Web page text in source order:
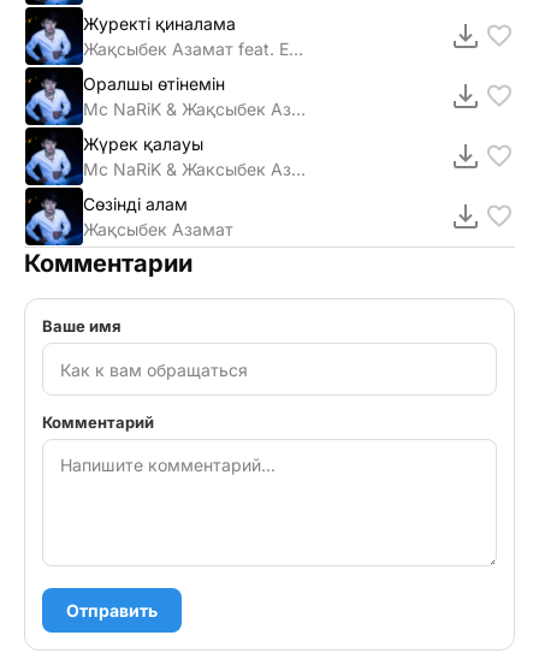
Журекті қиналама
Жақсыбек Азамат feat. Еламан Абдрасилов
Оралшы өтiнемiн
Mc NaRiK & Жақсыбек Азамат
Жүрек қалауы
Mc NaRiK & Жаксыбек Азамат
Сөзінді алам
Жақсыбек Азамат
Комментарии
Ваше имя
Комментарий
Отправить